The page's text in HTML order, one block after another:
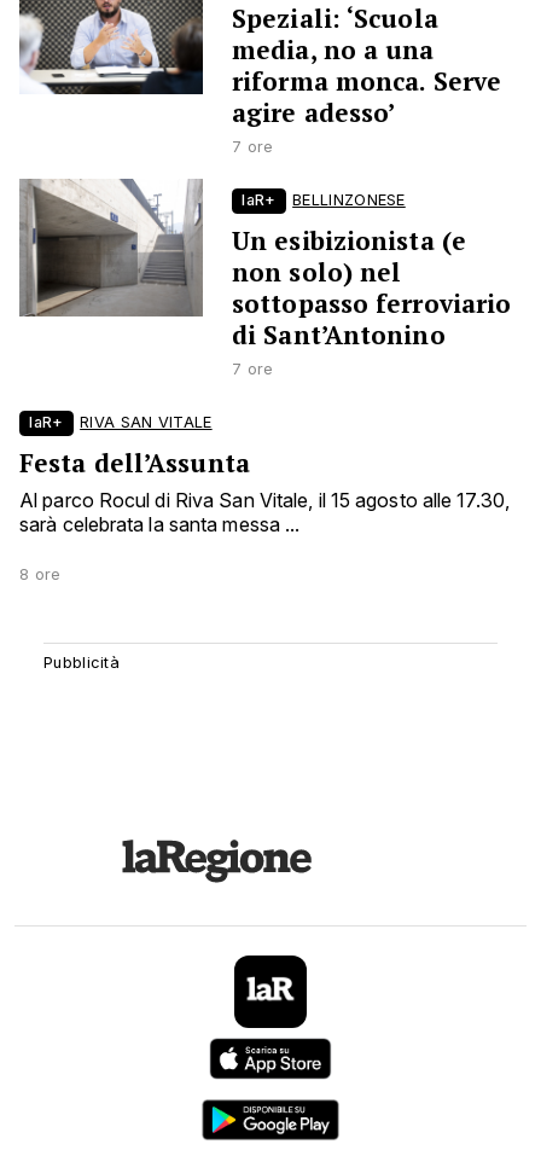
Speziali: ‘Scuola
media, no a una
riforma monca. Serve
agire adesso’
7 ore
laR+ BELLINZONESE
Un esibizionista (e
non solo) nel
sottopasso ferroviario
di Sant’Antonino
7 ore
laR+ RIVA SAN VITALE
Festa dell’Assunta
Al parco Rocul di Riva San Vitale, il 15 agosto alle 17.30,
sarà celebrata la santa messa ...
8 ore